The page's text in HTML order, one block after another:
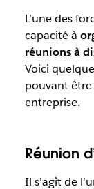
L’une des
capacité à
réunions à
Voici
pouvant
entreprise.
Réunion
Il s’agit de